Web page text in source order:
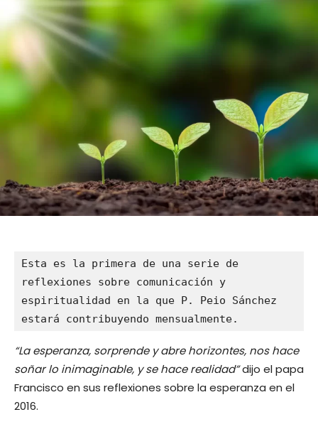
Esta es la primera de una serie de
reflexiones sobre comunicación y
espiritualidad en la que P. Peio Sánchez
estará contribuyendo mensualmente.
“La esperanza, sorprende y abre horizontes, nos hace
soñar lo inimaginable, y se hace realidad”dijo el papa
Francisco en sus reflexiones sobre la esperanza en el
2016.